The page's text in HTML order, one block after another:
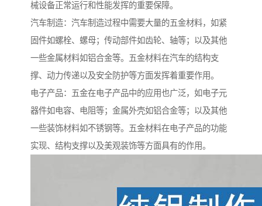
械设备正常运行和性能发挥的重要保障。
汽车制造：汽车制造过程中需要大量的五金材料，如紧
固件如螺栓、螺母；传动部件如齿轮、轴等；以及其他
一些金属材料如铝合金等。五金材料在汽车的结构支
撑、动力传递以及安全防护等方面发挥着重要作用。
电子产品：五金在电子产品中的应用也广泛，如电子元
器件如电容、电阻等；金属外壳如铝合金等；以及其他
一些装饰材料如不锈钢等。五金材料在电子产品的功能
实现、结构支撑以及美观装饰等方面具有的作用。